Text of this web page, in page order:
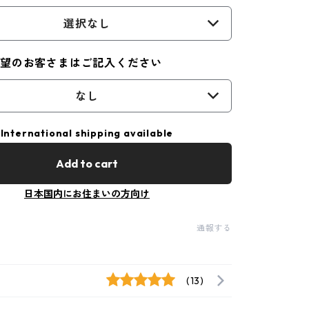
選択なし
のお客さまはご記入ください
なし
International shipping available
Add to cart
日本国内にお住まいの方向け
通報する
(13)